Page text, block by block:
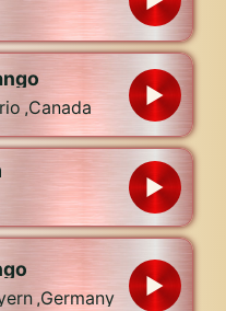
,Canada
,Germany